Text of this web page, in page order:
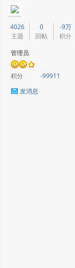
4026
主题
0
回帖
-9万
积分
管理员
积分
-99911
发消息